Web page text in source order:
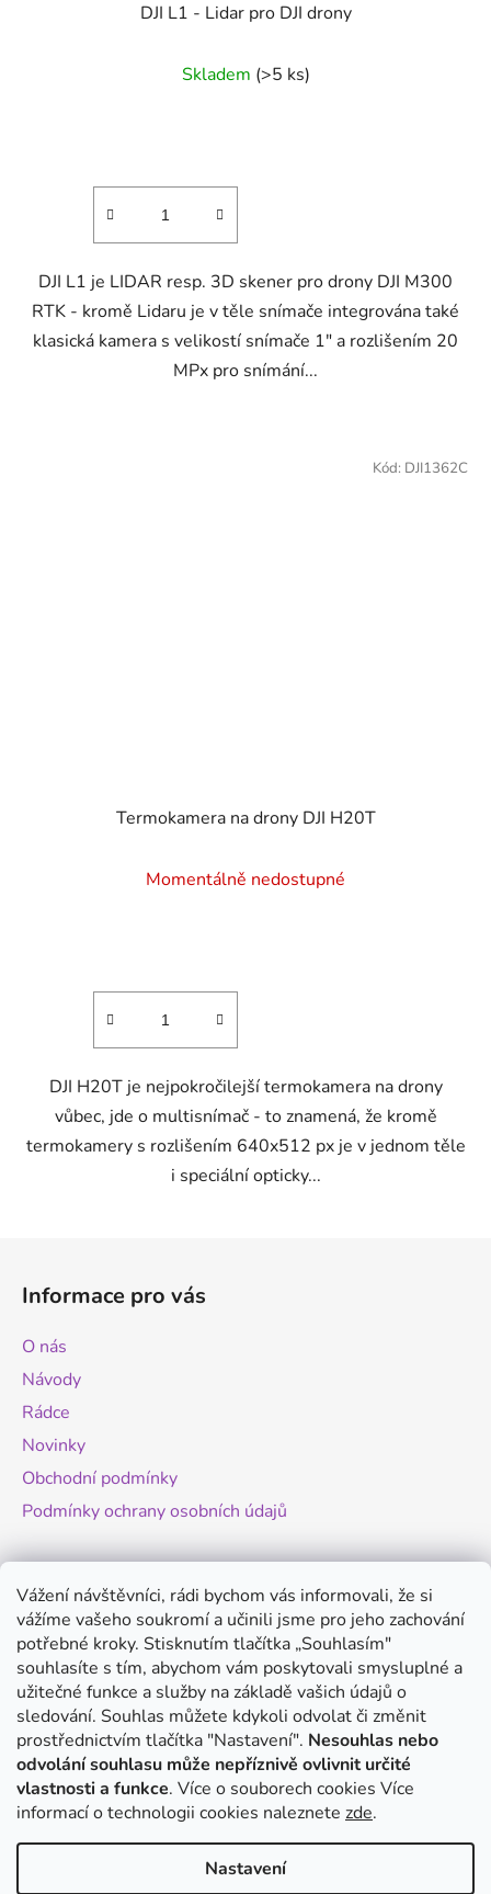
Vážení návštěvníci, rádi bychom vás informovali, že si
vážíme vašeho soukromí a učinili jsme pro jeho zachování
potřebné kroky. Stisknutím tlačítka „Souhlasím"
souhlasíte s tím, abychom vám poskytovali smysluplné a
užitečné funkce a služby na základě vašich údajů o
sledování. Souhlas můžete kdykoli odvolat či změnit
prostřednictvím tlačítka "Nastavení". Nesouhlas nebo
odvolání souhlasu může nepříznivě ovlivnit určité
vlastnosti a funkce. Více o souborech cookies Více
informací o technologii cookies naleznete zde.
Nastavení
DJI L1 - Lidar pro DJI drony
hodnocení
Skladem (>5 ks)
DJI L1 je LIDAR resp. 3D skener pro drony DJI M300
RTK - kromě Lidaru je v těle snímače integrována také
klasická kamera s velikostí snímače 1" a rozlišením 20
MPx pro snímání...
Termokamera na drony DJI H20T
hodnocení
Momentálně nedostupné
DJI H20T je nejpokročilejší termokamera na drony
vůbec, jde o multisnímač - to znamená, že kromě
termokamery s rozlišením 640x512 px je v jednom těle
i speciální opticky...
Kód: DJI1362C
Informace pro vás
O nás
Návody
Rádce
Novinky
Obchodní podmínky
Podmínky ochrany osobních údajů
Novinky
Změny legislativy pro provoz dronů - od
1.9.2025
20.8.2025
Antigravity A1 - revoluční minidron s 360°
kamerou
20.8.2025
DJI Mini 5 Pro - co víme o novém modelu?